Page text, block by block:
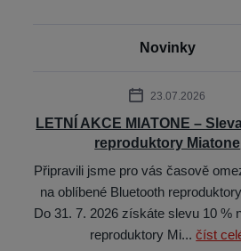
Novinky
23.07.2026
LETNÍ AKCE MIATONE –
reproduktory Miatone
Připravili jsme pro vás časově
na oblíbené Bluetooth
Do 31. 7. 2026 získáte slevu 10 %
reproduktory Mi...číst